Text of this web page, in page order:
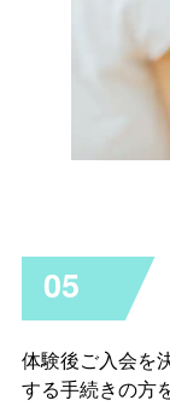
05
体験後ご入会を
する手続きの方